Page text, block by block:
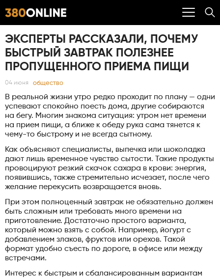
ЭКСПЕРТЫ РАССКАЗАЛИ, ПОЧЕМУ
БЫСТРЫЙ ЗАВТРАК ПОЛЕЗНЕЕ
ПРОПУЩЕННОГО ПРИЕМА ПИЩИ
04 июня общество
В реальной жизни утро редко проходит по плану — одни
успевают спокойно поесть дома, другие собираются
на бегу. Многим знакома ситуация: утром нет времени
на прием пищи, а ближе к обеду рука сама тянется к
чему-то быстрому и не всегда сытному.
Как объясняют специалисты, выпечка или шоколадка
дают лишь временное чувство сытости. Такие продукты
провоцируют резкий скачок сахара в крови: энергия,
появившись, также стремительно исчезает, после чего
желание перекусить возвращается вновь.
При этом полноценный завтрак не обязательно должен
быть сложным или требовать много времени на
приготовление. Достаточно простого варианта,
который можно взять с собой. Например, йогурт с
добавлением злаков, фруктов или орехов. Такой
формат удобно съесть по дороге, в офисе или между
встречами.
Интерес к быстрым и сбалансированным вариантам